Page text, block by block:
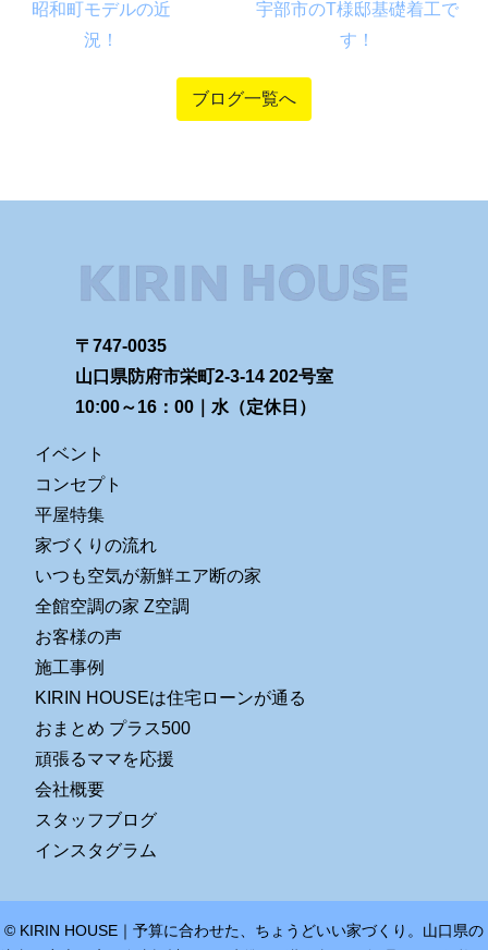
昭和町モデルの近
況！
宇部市のT様邸基礎着工で
す！
ブログ一覧へ
〒747-0035
山口県防府市栄町2-3-14 202号室
10:00～16：00｜水（定休日）
イベント
コンセプト
平屋特集
家づくりの流れ
いつも空気が新鮮エア断の家
全館空調の家 Z空調
お客様の声
施工事例
KIRIN HOUSEは住宅ローンが通る
おまとめ プラス500
頑張るママを応援
会社概要
スタッフブログ
インスタグラム
© KIRIN HOUSE｜予算に合わせた、ちょうどいい家づくり。山口県の